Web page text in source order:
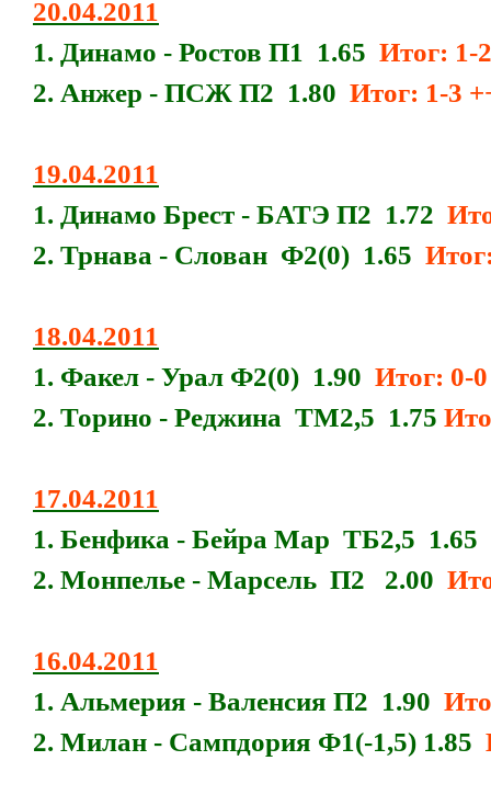
20.04.2011
1. Динамо - Ростов П1 1.65 Итог: 1-
2. Анжер - ПСЖ П2 1.80 Итог: 1-3
19.04.2011
1. Динамо Брест - БАТЭ П2 1.72
2. Трнава - Слован Ф2(0) 1.65
18.04.2011
1. Факел - Урал Ф2(0) 1.90 Итог: 0-
2. Торино - Реджина ТМ2,5 1.75
17.04.2011
1. Бенфика - Бейра Мар ТБ2,5 1.65
2. Монпелье - Марсель П2 2.00
16.04.2011
1. Альмерия - Валенсия П2 1.90
2. Милан - Сампдория Ф1(-1,5) 1.85